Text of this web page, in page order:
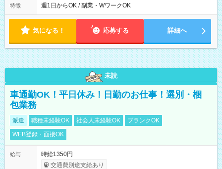
金・土 上記より、週1回1コマ80分からの勤務可能です。 自分の
方、 どちらもお気軽にご相談ください。
特徴 週1日からOK / 副業・WワークOK
気になる！ 応募する 詳細へ
未読
車通勤OK！平日休み！日勤のお仕事！選別・梱
包業務
派遣 職種未経験OK 社会人未経験OK
ブランクOK
WEB登録・面接OK
給与
時給1350円
交通費別途支給あり